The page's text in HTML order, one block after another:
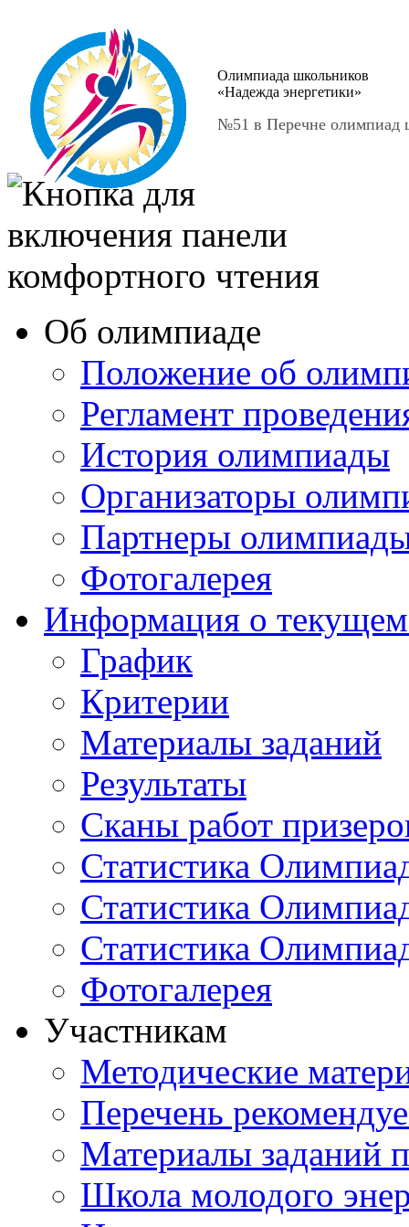
Олимпиада школьников
«Надежда энергетики»
№51 в Перечне олимпиад
Об олимпиаде
Положение об
Регламент
История олимпиады
Организаторы
Партнеры
Фотогалерея
Информация о текущем
График
Критерии
Материалы заданий
Результаты
Сканы работ
Статистика
Статистика
Статистика
Фотогалерея
Участникам
Методические
Перечень
Материалы заданий
Школа молодого